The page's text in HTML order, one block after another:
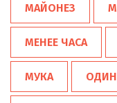
МАЙОНЕЗ
МЕНЕЕ ЧАСА
МУКА